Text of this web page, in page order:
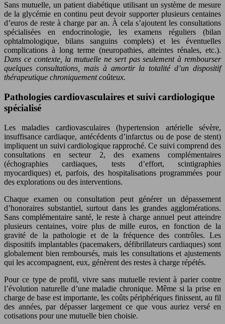
Sans mutuelle, un patient diabétique utilisant un système de mesure
de la glycémie en continu peut devoir supporter plusieurs centaines
d’euros de reste à charge par an. À cela s’ajoutent les consultations
spécialisées en endocrinologie, les examens réguliers (bilan
ophtalmologique, bilans sanguins complets) et les éventuelles
complications à long terme (neuropathies, atteintes rénales, etc.).
Dans ce contexte, la mutuelle ne sert pas seulement à rembourser
quelques consultations, mais à amortir la totalité d’un dispositif
thérapeutique chroniquement coûteux.
Pathologies cardiovasculaires et suivi cardiologique
spécialisé
Les maladies cardiovasculaires (hypertension artérielle sévère,
insuffisance cardiaque, antécédents d’infarctus ou de pose de stent)
impliquent un suivi cardiologique rapproché. Ce suivi comprend des
consultations en secteur 2, des examens complémentaires
(échographies cardiaques, tests d’effort, scintigraphies
myocardiques) et, parfois, des hospitalisations programmées pour
des explorations ou des interventions.
Chaque examen ou consultation peut générer un dépassement
d’honoraires substantiel, surtout dans les grandes agglomérations.
Sans complémentaire santé, le reste à charge annuel peut atteindre
plusieurs centaines, voire plus de mille euros, en fonction de la
gravité de la pathologie et de la fréquence des contrôles. Les
dispositifs implantables (pacemakers, défibrillateurs cardiaques) sont
globalement bien remboursés, mais les consultations et ajustements
qui les accompagnent, eux, génèrent des restes à charge répétés.
Pour ce type de profil, vivre sans mutuelle revient à parier contre
l’évolution naturelle d’une maladie chronique. Même si la prise en
charge de base est importante, les coûts périphériques finissent, au fil
des années, par dépasser largement ce que vous auriez versé en
cotisations pour une mutuelle bien choisie.